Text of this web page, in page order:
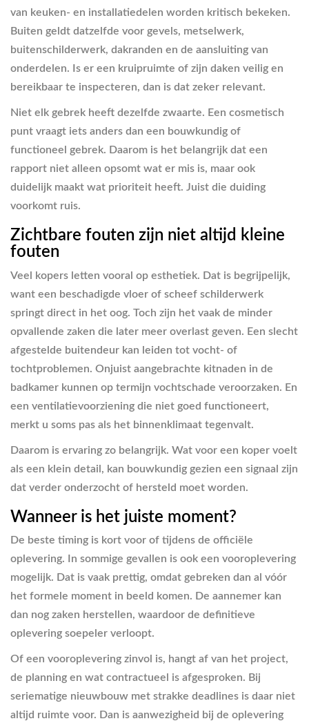
van keuken- en installatiedelen worden kritisch bekeken.
Buiten geldt datzelfde voor gevels, metselwerk,
buitenschilderwerk, dakranden en de aansluiting van
onderdelen. Is er een kruipruimte of zijn daken veilig en
bereikbaar te inspecteren, dan is dat zeker relevant.
Niet elk gebrek heeft dezelfde zwaarte. Een cosmetisch
punt vraagt iets anders dan een bouwkundig of
functioneel gebrek. Daarom is het belangrijk dat een
rapport niet alleen opsomt wat er mis is, maar ook
duidelijk maakt wat prioriteit heeft. Juist die duiding
voorkomt ruis.
Zichtbare fouten zijn niet altijd kleine
fouten
Veel kopers letten vooral op esthetiek. Dat is begrijpelijk,
want een beschadigde vloer of scheef schilderwerk
springt direct in het oog. Toch zijn het vaak de minder
opvallende zaken die later meer overlast geven. Een slecht
afgestelde buitendeur kan leiden tot vocht- of
tochtproblemen. Onjuist aangebrachte kitnaden in de
badkamer kunnen op termijn vochtschade veroorzaken. En
een ventilatievoorziening die niet goed functioneert,
merkt u soms pas als het binnenklimaat tegenvalt.
Daarom is ervaring zo belangrijk. Wat voor een koper voelt
als een klein detail, kan bouwkundig gezien een signaal zijn
dat verder onderzocht of hersteld moet worden.
Wanneer is het juiste moment?
De beste timing is kort voor of tijdens de officiële
oplevering. In sommige gevallen is ook een vooroplevering
mogelijk. Dat is vaak prettig, omdat gebreken dan al vóór
het formele moment in beeld komen. De aannemer kan
dan nog zaken herstellen, waardoor de definitieve
oplevering soepeler verloopt.
Of een vooroplevering zinvol is, hangt af van het project,
de planning en wat contractueel is afgesproken. Bij
seriematige nieuwbouw met strakke deadlines is daar niet
altijd ruimte voor. Dan is aanwezigheid bij de oplevering